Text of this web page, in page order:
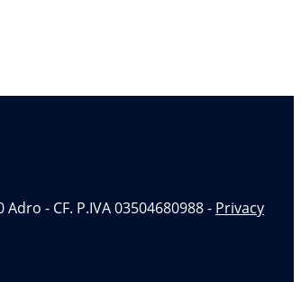
- CF. P.IVA 03504680988 - Privacy